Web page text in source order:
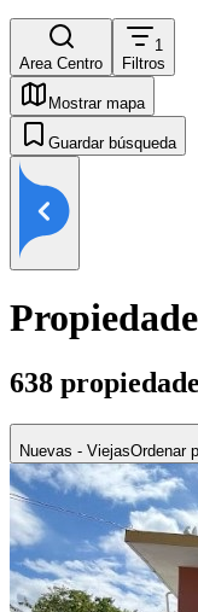
Area Centro
1
Filtros
Mostrar mapa
Guardar búsqueda
638
Nuevas - ViejasOrdenar